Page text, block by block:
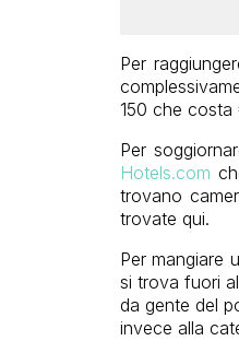
Per
150 che costa
Per
Hotels.com
trovano
trovate qui.
Per mangiare
si trova fuori
da gente del
invece alla